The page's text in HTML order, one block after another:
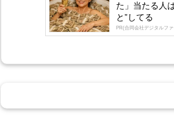
た」当たる人
と”してる
PR(合同会社デジタルファ